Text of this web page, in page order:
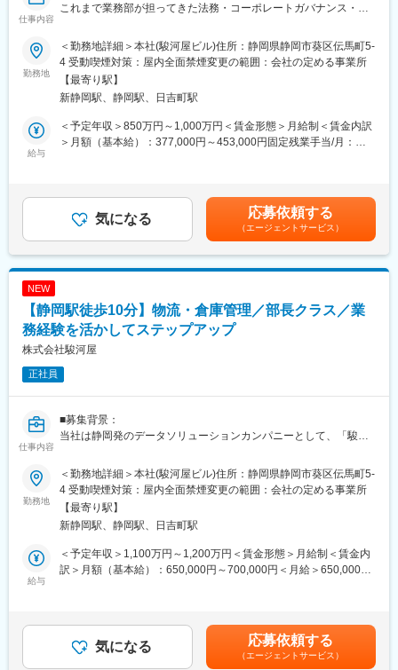
を横断した組織運営やサービス改善の中核メンバーとして活躍
も力を入れており、属人的な負荷を減らす仕組みづくりを推進し
ています。問い合わせ削減を目的とした改善活動が中心となるた
め、計画的にスケジュールを組み立てやすく、メリハリをつけた
働き方が可能です。基礎的なPCスキルを活かし、ツールやシステ
ムの活用による業務効率化も進めているため、無理な残業に頼ら
ない運営を目指しています。
仕事内容
これまで業務部が担ってきた法務・コーポレートガバナンス・リ
部署として新設します。静岡発のデータソリューションカンパニ
ーとして成長を続ける当社において、法令遵守体制とリスクマネ
ジメントを抜本的に整備・強化していく中核メンバーの募集で
す。
■概要：
法務・コンプライアンス体制の構築と運用を担う実務担当ポジシ
ョンです。
コンプライアンス／内部統制の企画・運用、関連法令の調査、他
部門への助言・教育、社員向けコンプライアンス研修の企画・実
施、社内規程および文書の作成・管理、契約書の審査・作成・管
■業務内容詳細：
当社の法務担当として、コンプライアンスや内部統制の仕組みづ
くりから日々の運用まで幅広くお任せします。古物商・小売（通
のリーガルチェックに加え、登記や行政・警察への届出対応、訴
訟・紛争対応や個別案件の法律相談にも関わっていただきます。
計・構築、業務マニュアルの作成など、立ち上げフェーズから組
織運営に主体的に関わっていただくポジションです。
■キャリアパス：
法務実務担当として各種契約・規程・届出業務を担当→コンプラ
イアンス／内部統制の仕組みづくりや教育企画を主導→全社のリ
スクマネジメントを担う法務の中核人材として活躍
づくりにも意見を反映しやすい環境です。各部門と連携しながら
も、計画的に業務を進めるスタイルのため、繁忙期以外の残業は
比較的少なく、ワークライフバランスを保ちやすい就業環境で
勤務地
＜勤務地詳細＞本社(駿河屋ビル)住所：静岡県静岡市葵区伝馬町5-
4 受動喫煙対策：屋内全面禁煙変更の範囲：会社の定める事業所
【最寄り駅】
新静岡駅、静岡駅、日吉町駅
給与
＜予定年収＞850万円～1,000万円＜賃金形態＞月給制＜賃金内訳
＞月額（基本給）：377,000円～453,000円固定残業手当/月：
昇給随時賞与年2回賃金はあくまでも目安の金額であり、選考を通
じて上下する可能性があります。月給(月額)は固定手当を含めた表
気になる 応募依頼する
（エージェントサービス）
NEW
【静岡駅徒歩10分】物流・倉庫管理／部長クラス／業
務経験を活かしてステップアップ
株式会社駿河屋
正社員
仕事内容
■募集背景：
当社は静岡発のデータソリューションカンパニーとして、「駿河
SKU数の増加や複数拠点での物流体制拡大に伴い、商品・物流管
理体制の高度化が急務となっており、大規模倉庫の運営経験を持
ち、計画策定から現場改善までリードいただける方を募集しま
す。
■概要：
EC・店舗向け商品の在庫・物流管理を統括し、複数倉庫の計画策
定と進捗管理を担うポジションです。
EC／店舗向け商品の在庫管理、物流計画の策定、複数物流拠点の
進捗・生産性管理、WMSの改善および運用設計、KPI設計・モニ
タリング、作業プロセスの標準化・効率化、コストコントロー
勤務地
＜勤務地詳細＞本社(駿河屋ビル)住所：静岡県静岡市葵区伝馬町5-
4 受動喫煙対策：屋内全面禁煙変更の範囲：会社の定める事業所
【最寄り駅】
新静岡駅、静岡駅、日吉町駅
給与
＜予定年収＞1,100万円～1,200万円＜賃金形態＞月給制＜賃金内
訳＞月額（基本給）：650,000円～700,000円＜月給＞650,000円
気になる 応募依頼する
（エージェントサービス）